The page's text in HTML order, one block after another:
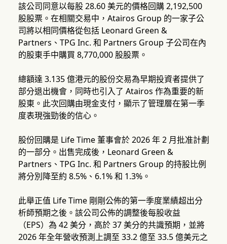
該公司同意以每股 28.60 美元的價格回購 2,192,500
股股票。在相關交易中，Atairos Group 的一家子公
司將以相同價格從包括 Leonard Green &
Partners、TPG Inc. 和 Partners Group 子公司在內
的股東手中購買 8,770,000 股股票。
總額達 3.135 億港元的股份交易為早期投資者提供了
部分退出機會，同時也引入了 Atairos 作為重要的新
股東。此次回購由現金支付，顯示了管理層在第一季
度表現強勁後的信心。
股份回購是 Life Time 董事會於 2026 年 2 月批准計劃
的一部分。出售完成後，Leonard Green &
Partners、TPG Inc. 和 Partners Group 的持股比例
將分別降至約 8.5%、6.1% 和 1.3%。
此舉正值 Life Time 剛剛公佈的第一季度業績超出分
析師預期之後。該公司公佈的調整後每股收益
（EPS）為 42 美分，高於 37 美分的共識預期，並將
2026 年全年營收預測上調至 33.2 億至 33.5 億美元之